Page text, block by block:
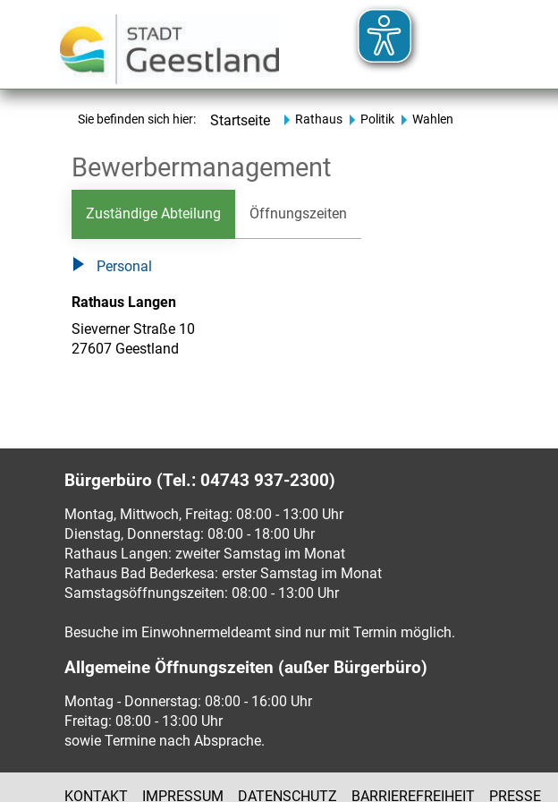
Sie befinden sich hier: Startseite Rathaus Politik Wahlen
Bewerbermanagement
Zuständige Abteilung Öffnungszeiten
Personal
Rathaus Langen
Sieverner Straße 10
27607 Geestland
Bürgerbüro (Tel.: 04743 937-2300)
Montag, Mittwoch, Freitag: 08:00 - 13:00 Uhr
Dienstag, Donnerstag: 08:00 - 18:00 Uhr
Rathaus Langen: zweiter Samstag im Monat
Rathaus Bad Bederkesa: erster Samstag im Monat
Samstagsöffnungszeiten: 08:00 - 13:00 Uhr
Besuche im Einwohnermeldeamt sind nur mit Termin möglich.
Allgemeine Öffnungszeiten (außer Bürgerbüro)
Montag - Donnerstag: 08:00 - 16:00 Uhr
Freitag: 08:00 - 13:00 Uhr
sowie Termine nach Absprache.
KONTAKT IMPRESSUM DATENSCHUTZ BARRIEREFREIHEIT PRESSE